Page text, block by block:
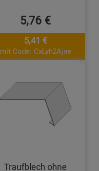
5,76 €
5,41 €
mit Code: CxLyh2Ajne
Traufblech ohne